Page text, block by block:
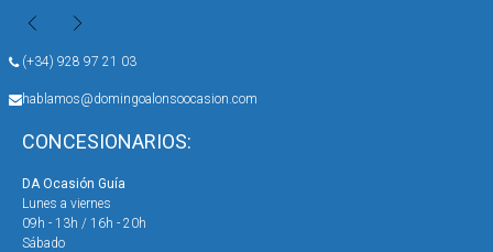
(+34) 928 97 21 03
hablamos@domingoalonsoocasion.com
CONCESIONARIOS:
DA Ocasión Guía
Lunes a viernes
09h - 13h / 16h - 20h
Sábado